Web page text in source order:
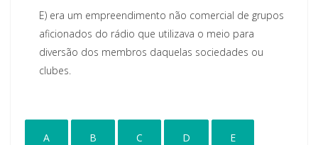
E) era um empreendimento não comercial de grupos
aficionados do rádio que utilizava o meio para
diversão dos membros daquelas sociedades ou
clubes.
A B C D E